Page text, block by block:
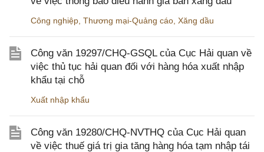
Công nghiệp Thương mại-Quảng cáo Xăng dầu
Công văn 19297/CHQ-GSQL của Cục Hải quan về
việc thủ tục hải quan đối với hàng hóa xuất nhập
khẩu tại chỗ
Xuất nhập khẩu
Công văn 19280/CHQ-NVTHQ của Cục Hải quan
về việc thuế giá trị gia tăng hàng hóa tạm nhập tái